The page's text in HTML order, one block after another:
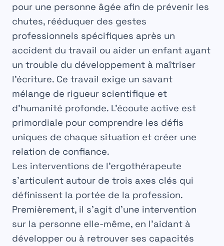
pour une personne âgée afin de prévenir les
chutes, rééduquer des gestes
professionnels spécifiques après un
accident du travail ou aider un enfant ayant
un trouble du développement à maîtriser
l’écriture. Ce travail exige un savant
mélange de rigueur scientifique et
d’humanité profonde. L’écoute active est
primordiale pour comprendre les défis
uniques de chaque situation et créer une
relation de confiance.
Les interventions de l’ergothérapeute
s’articulent autour de trois axes clés qui
définissent la portée de la profession.
Premièrement, il s’agit d’une intervention
sur la personne elle-même, en l’aidant à
développer ou à retrouver ses capacités